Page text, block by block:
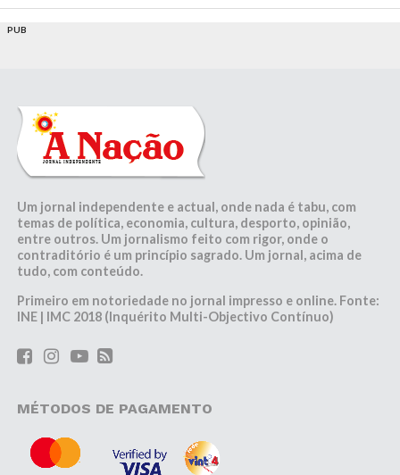
PUB
Um jornal independente e actual, onde nada é tabu, com
temas de política, economia, cultura, desporto, opinião,
entre outros. Um jornalismo feito com rigor, onde o
contraditório é um princípio sagrado. Um jornal, acima de
tudo, com conteúdo.
Primeiro em notoriedade no jornal impresso e online. Fonte:
INE | IMC 2018 (Inquérito Multi-Objectivo Contínuo)
MÉTODOS DE PAGAMENTO